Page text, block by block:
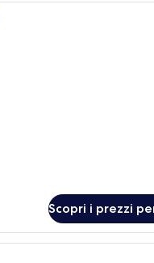
Una camera
Scopri i prezzi
Una camera